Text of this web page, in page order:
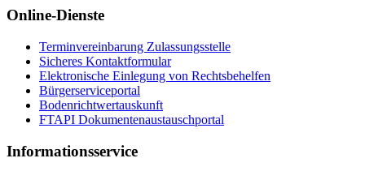
Online-Dienste
Terminvereinbarung Zulassungsstelle
Sicheres Kontaktformular
Elektronische Einlegung von Rechtsbehelfen
Bürgerserviceportal
Bodenrichtwertauskunft
FTAPI Dokumentenaustauschportal
Informationsservice